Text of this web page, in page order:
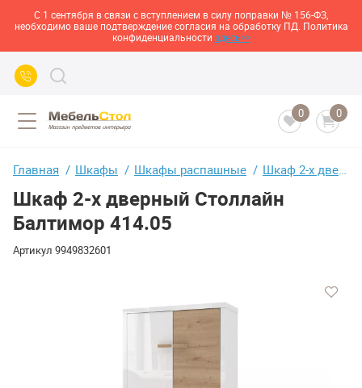
С 1 сентября в связи с вступлением в силу поправки № 156-ФЗ,
необходимо ваше подтверждение согласия на обработку ПД. Политика
конфиденциальности здесь>>
0 0
Главная Шкафы Шкафы распашные Шкаф 2-х дверный Столлайн Балтимор 414.05
Шкаф 2-х дверный Столлайн
Балтимор 414.05
Артикул 9949832601